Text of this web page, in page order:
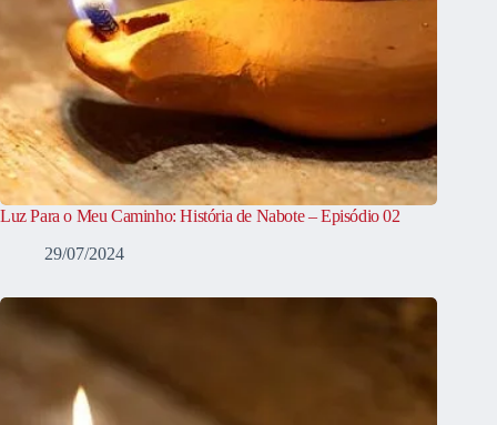
Luz Para o Meu Caminho: História de Nabote – Episódio 02
29/07/2024